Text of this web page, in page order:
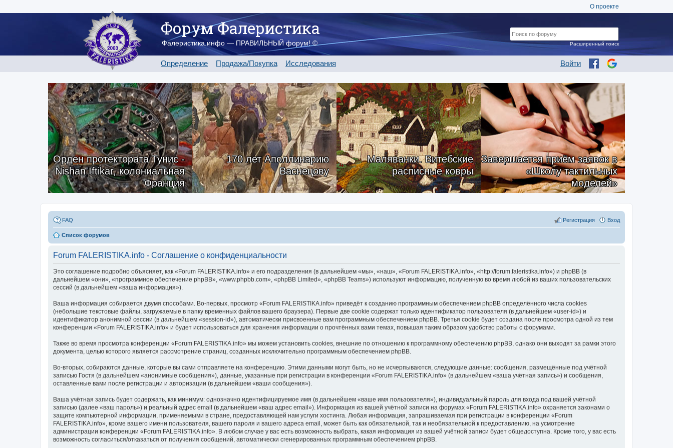
О проекте
Форум Фалеристика
Фалеристика.инфо — ПРАВИЛЬНЫЙ форум! ©
Определение Продажа/Покупка Исследования Войти
Расширенный поиск
Орден протектората Тунис -
Nishan Iftikar, колониальная
Франция
170 лет Аполлинарию
Васнецову
Маляванки. Витебские
расписные ковры
Завершается приём заявок в
«Школу тактильных
моделей»
FAQ Вход
Регистрация
Список форумов
Forum FALERISTIKA.info - Соглашение о конфиденциальности
Это соглашение подробно объясняет, как «Forum FALERISTIKA.info» и его подразделения (в дальнейшем «мы», «наш», «Forum FALERISTIKA.info», «http://forum.faleristika.info») и phpBB (в
дальнейшем «они», «программное обеспечение phpBB», «www.phpbb.com», «phpBB Limited», «phpBB Teams») используют информацию, полученную во время любой из ваших пользовательских
сессий (в дальнейшем «ваша информация»).
Ваша информация собирается двумя способами. Во-первых, просмотр «Forum FALERISTIKA.info» приведёт к созданию программным обеспечением phpBB определённого числа cookies
(небольшие текстовые файлы, загружаемые в папку временных файлов вашего браузера). Первые две cookie содержат только идентификатор пользователя (в дальнейшем «user-id») и
идентификатор анонимной сессии (в дальнейшем «session-id»), автоматически присвоенные вам программным обеспечением phpBB. Третья cookie будет создана после просмотра одной из тем
конференции «Forum FALERISTIKA.info» и будет использоваться для хранения информации о прочтённых вами темах, повышая таким образом удобство работы с форумами.
Также во время просмотра конференции «Forum FALERISTIKA.info» мы можем установить cookies, внешние по отношению к программному обеспечению phpBB, однако они выходят за рамки этого
документа, целью которого является рассмотрение страниц, созданных исключительно программным обеспечением phpBB.
Во-вторых, собираются данные, которые вы сами отправляете на конференцию. Этими данными могут быть, но не исчерпываются, следующие данные: сообщения, размещённые под учётной
записью Гостя (в дальнейшем «анонимные сообщения»), данные, указанные при регистрации в конференции «Forum FALERISTIKA.info» (в дальнейшем «ваша учётная запись») и сообщения,
оставленные вами после регистрации и авторизации (в дальнейшем «ваши сообщения»).
Ваша учётная запись будет содержать, как минимум: однозначно идентифицируемое имя (в дальнейшем «ваше имя пользователя»), индивидуальный пароль для входа под вашей учётной
записью (далее «ваш пароль») и реальный адрес email (в дальнейшем «ваш адрес email»). Информация из вашей учётной записи на форумах «Forum FALERISTIKA.info» охраняется законами о
защите компьютерной информации, применяемыми в стране, предоставляющей нам услуги хостинга. Любая информация, запрашиваемая при регистрации в конференции «Forum
FALERISTIKA.info», кроме вашего имени пользователя, вашего пароля и вашего адреса email, может быть как обязательной, так и необязательной к предоставлению, на усмотрение
администрации конференции «Forum FALERISTIKA.info». В любом случае у вас есть возможность выбрать, какая информация из вашей учётной записи будет общедоступна. Кроме того, у вас есть
возможность согласиться/отказаться от получения сообщений, автоматически сгенерированных программным обеспечением phpBB.